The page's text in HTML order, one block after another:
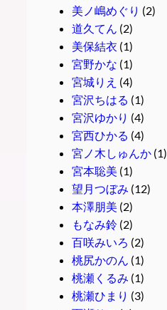
美ノ嶋めぐり (2)
道久てん (2)
美保結衣 (1)
宮野かな (1)
宮城りえ (4)
宮沢ちはる (1)
宮沢ゆかり (4)
宮西ひかる (4)
宮ノ木しゅんか(1)
宮本聡美 (1)
望月つぼみ (12)
本澤朋美 (2)
もなみ鈴(2)
百咲みいろ (2)
桃尻かのん (1)
桃瀬くるみ (1)
桃瀬ひまり (3)